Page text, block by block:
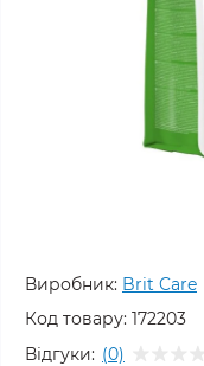
Виробник: Brit Care
Код товару: 172203
Відгуки: (0)